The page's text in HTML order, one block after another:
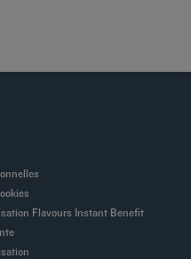
Flavours Instant Benefit